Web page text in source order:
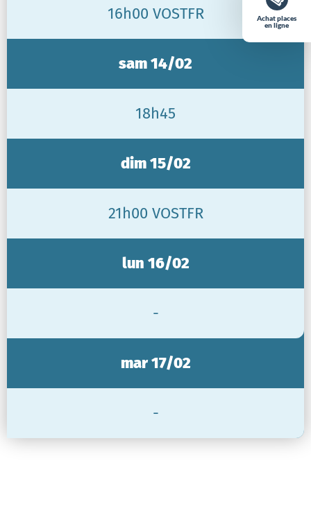
Achat places
en ligne
16h00 VOSTFR
sam 14/02
18h45
dim 15/02
21h00 VOSTFR
lun 16/02
-
mar 17/02
-